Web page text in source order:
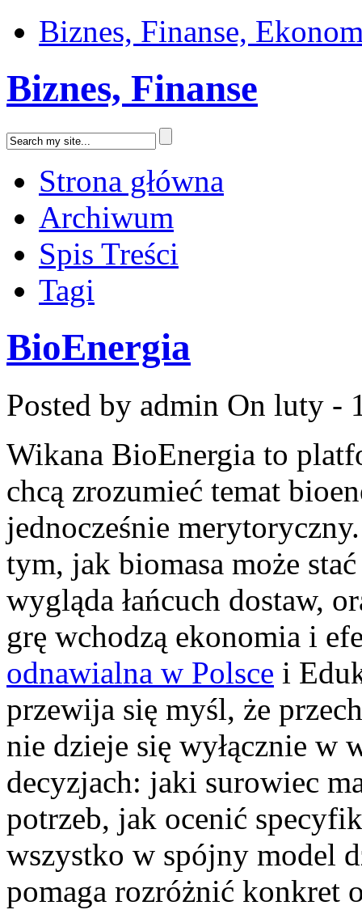
Biznes, Finanse,
Biznes, Finanse
Strona główna
Archiwum
Spis Treści
Tagi
BioEnergia
Posted by admin On luty -
Wikana BioEnergia to
chcą zrozumieć temat
jednocześnie
tym, jak biomasa może
wygląda łańcuch dostaw,
grę wchodzą ekonomia i
odnawialna w Polsce i
przewija się myśl, że
nie dzieje się wyłącznie w
decyzjach: jaki surowiec
potrzeb, jak ocenić
wszystko w spójny model
pomaga rozróżnić konkret